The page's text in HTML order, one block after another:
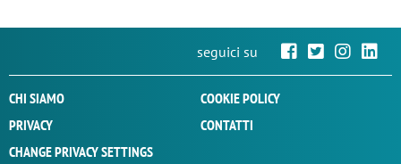
seguici su
CHI SIAMO
COOKIE POLICY
PRIVACY
CONTATTI
CHANGE PRIVACY SETTINGS